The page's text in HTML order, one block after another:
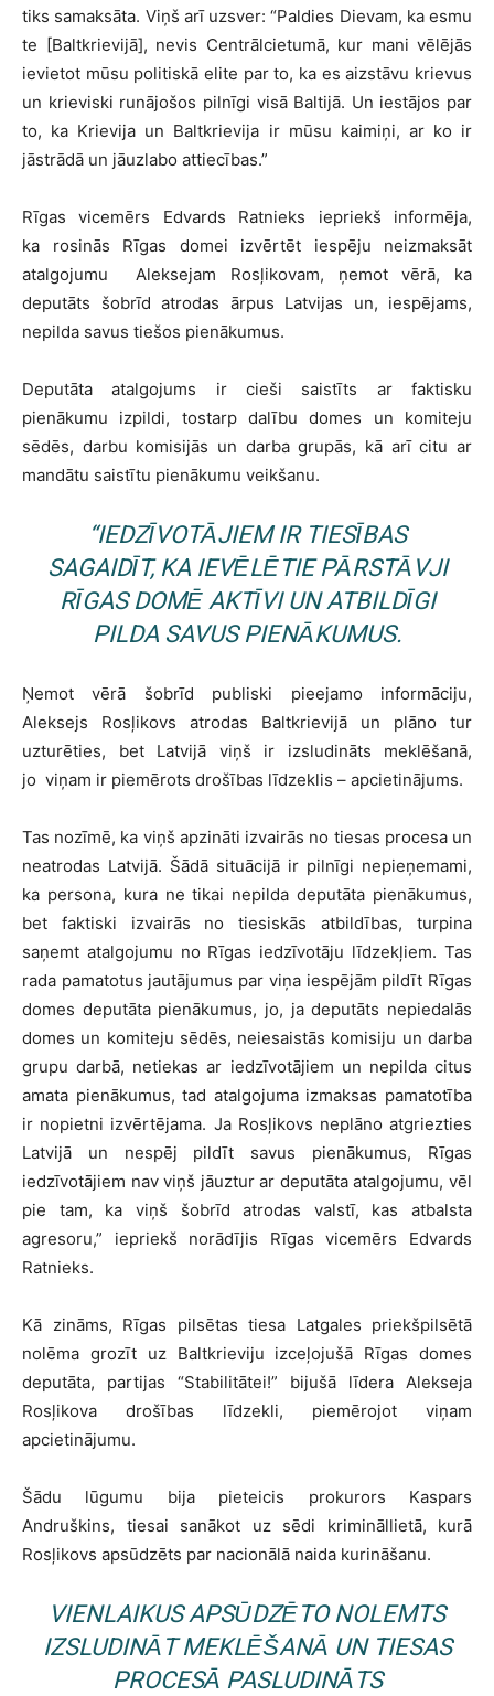
tiks samaksāta. Viņš arī uzsver: “Paldies Dievam, ka esmu
te [Baltkrievijā], nevis Centrālcietumā, kur mani vēlējās
ievietot mūsu politiskā elite par to, ka es aizstāvu krievus
un krieviski runājošos pilnīgi visā Baltijā. Un iestājos par
to, ka Krievija un Baltkrievija ir mūsu kaimiņi, ar ko ir
jāstrādā un jāuzlabo attiecības.”
Rīgas vicemērs Edvards Ratnieks iepriekš informēja,
ka rosinās Rīgas domei izvērtēt iespēju neizmaksāt
atalgojumu Aleksejam Rosļikovam, ņemot vērā, ka
deputāts šobrīd atrodas ārpus Latvijas un, iespējams,
nepilda savus tiešos pienākumus.
Deputāta atalgojums ir cieši saistīts ar faktisku
pienākumu izpildi, tostarp dalību domes un komiteju
sēdēs, darbu komisijās un darba grupās, kā arī citu ar
mandātu saistītu pienākumu veikšanu.
“IEDZĪVOTĀJIEM IR TIESĪBAS
SAGAIDĪT, KA IEVĒLĒTIE PĀRSTĀVJI
RĪGAS DOMĒ AKTĪVI UN ATBILDĪGI
PILDA SAVUS PIENĀKUMUS.
Ņemot vērā šobrīd publiski pieejamo informāciju,
Aleksejs Rosļikovs atrodas Baltkrievijā un plāno tur
uzturēties, bet Latvijā viņš ir izsludināts meklēšanā,
jo viņam ir piemērots drošības līdzeklis – apcietinājums.
Tas nozīmē, ka viņš apzināti izvairās no tiesas procesa un
neatrodas Latvijā. Šādā situācijā ir pilnīgi nepieņemami,
ka persona, kura ne tikai nepilda deputāta pienākumus,
bet faktiski izvairās no tiesiskās atbildības, turpina
saņemt atalgojumu no Rīgas iedzīvotāju līdzekļiem. Tas
rada pamatotus jautājumus par viņa iespējām pildīt Rīgas
domes deputāta pienākumus, jo, ja deputāts nepiedalās
domes un komiteju sēdēs, neiesaistās komisiju un darba
grupu darbā, netiekas ar iedzīvotājiem un nepilda citus
amata pienākumus, tad atalgojuma izmaksas pamatotība
ir nopietni izvērtējama. Ja Rosļikovs neplāno atgriezties
Latvijā un nespēj pildīt savus pienākumus, Rīgas
iedzīvotājiem nav viņš jāuztur ar deputāta atalgojumu, vēl
pie tam, ka viņš šobrīd atrodas valstī, kas atbalsta
agresoru,” iepriekš norādījis Rīgas vicemērs Edvards
Ratnieks.
Kā zināms, Rīgas pilsētas tiesa Latgales priekšpilsētā
nolēma grozīt uz Baltkrieviju izceļojušā Rīgas domes
deputāta, partijas “Stabilitātei!” bijušā līdera Alekseja
Rosļikova drošības līdzekli, piemērojot viņam
apcietinājumu.
Šādu lūgumu bija pieteicis prokurors Kaspars
Andruškins, tiesai sanākot uz sēdi krimināllietā, kurā
Rosļikovs apsūdzēts par nacionālā naida kurināšanu.
VIENLAIKUS APSŪDZĒTO NOLEMTS
IZSLUDINĀT MEKLĒŠANĀ UN TIESAS
PROCESĀ PASLUDINĀTS